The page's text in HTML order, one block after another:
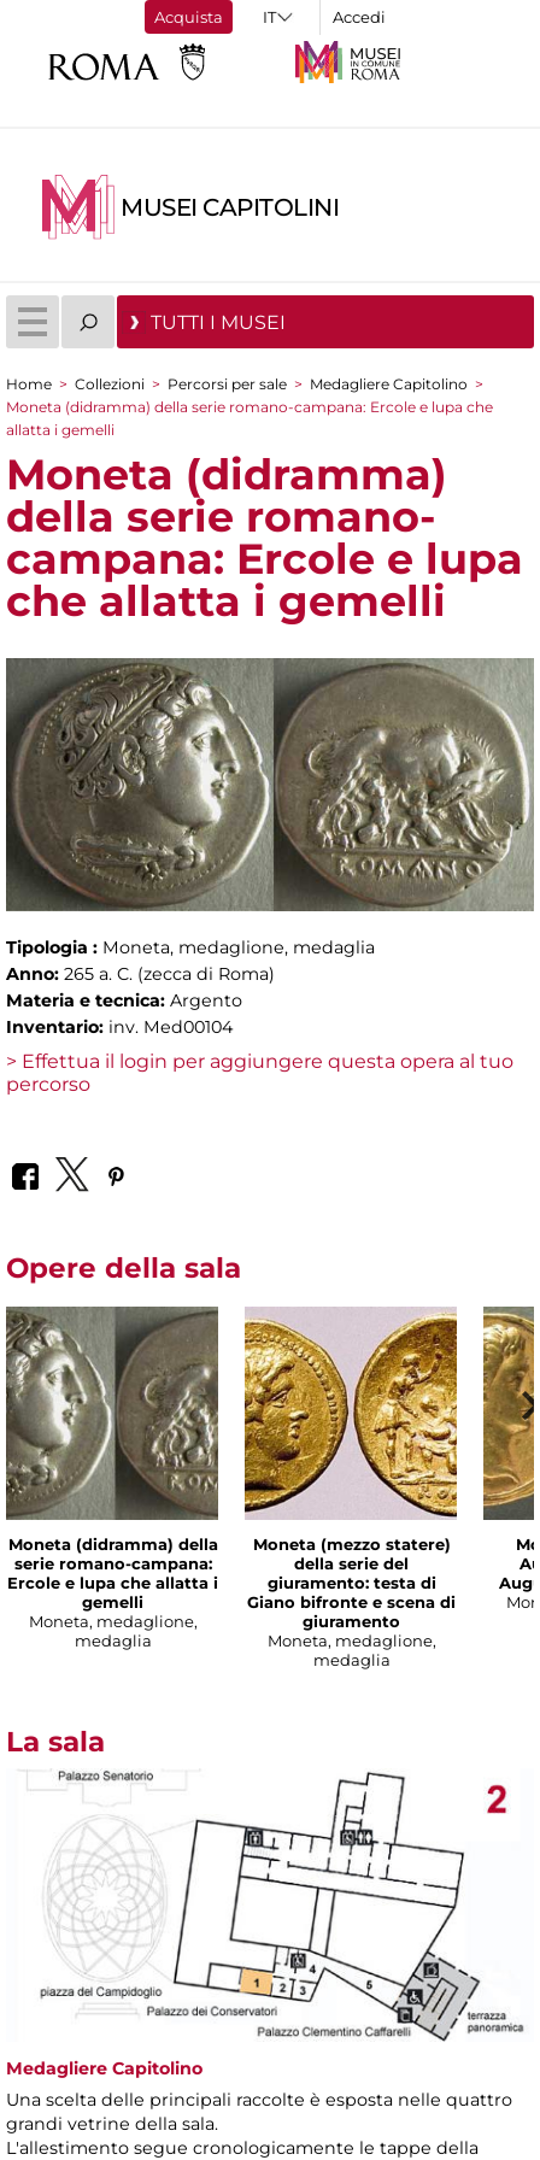
Acquista Accedi
MUSEI CAPITOLINI
TUTTI I MUSEI
Tu sei qui
Home > Collezioni > Percorsi per sale > Medagliere Capitolino >
Moneta (didramma) della serie romano-campana: Ercole e lupa che
allatta i gemelli
Moneta (didramma)
della serie romano-
campana: Ercole e lupa
che allatta i gemelli
Tipologia : Moneta, medaglione, medaglia
Anno: 265 a. C. (zecca di Roma)
Materia e tecnica: Argento
Inventario: inv. Med00104
> Effettua il login per aggiungere questa opera al tuo
percorso
Opere della sala
Moneta (didramma) della
serie romano-campana:
Ercole e lupa che allatta i
gemelli
Moneta, medaglione,
medaglia
Moneta (mezzo statere)
della serie del
giuramento: testa di
Giano bifronte e scena di
giuramento
Moneta, medaglione,
medaglia
La sala
Medagliere Capitolino
Una scelta delle principali raccolte è esposta nelle quattro
grandi vetrine della sala.
L'allestimento segue cronologicamente le tappe della